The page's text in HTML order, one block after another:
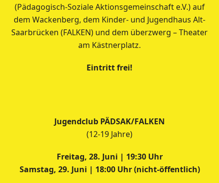
(Pädagogisch-Soziale Aktionsgemeinschaft e.V.) auf
dem Wackenberg, dem Kinder- und Jugendhaus Alt-
Saarbrücken (FALKEN) und dem überzwerg – Theater
am Kästnerplatz.
Eintritt frei!
Jugendclub PÄDSAK/FALKEN
(12-19 Jahre)
Freitag, 28. Juni | 19:30 Uhr
Samstag, 29. Juni | 18:00 Uhr (nicht-öffentlich)